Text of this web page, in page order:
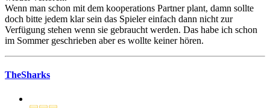
Wenn man schon mit dem kooperations Partner plant, damn sollte
doch bitte jedem klar sein das Spieler einfach dann nicht zur
Verfügung stehen wenn sie gebraucht werden. Das habe ich schon
im Sommer geschrieben aber es wollte keiner hören.
TheSharks